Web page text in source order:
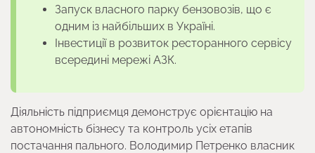
Запуск власного парку бензовозів, що є
одним із найбільших в Україні.
Інвестиції в розвиток ресторанного сервісу
всередині мережі АЗК.
Діяльність підприємця демонструє орієнтацію на
автономність бізнесу та контроль усіх етапів
постачання пального. Володимир Петренко власник